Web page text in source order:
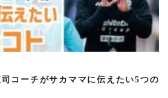
コーチがサカママに伝えたい5つの